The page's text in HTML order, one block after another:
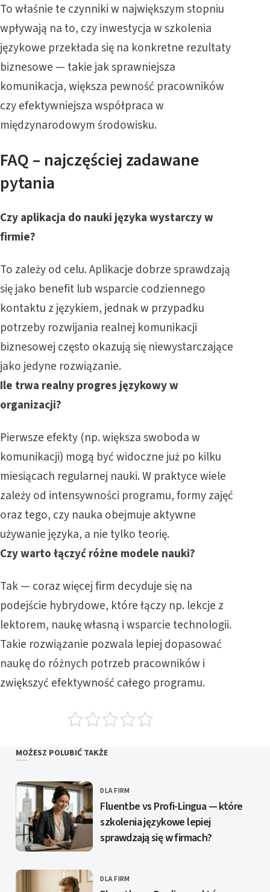
To właśnie te czynniki w największym stopniu
wpływają na to, czy inwestycja w szkolenia
językowe przekłada się na konkretne rezultaty
biznesowe — takie jak sprawniejsza
komunikacja, większa pewność pracowników
czy efektywniejsza współpraca w
międzynarodowym środowisku.
FAQ – najczęściej zadawane
pytania
Czy aplikacja do nauki języka wystarczy w
firmie?
To zależy od celu. Aplikacje dobrze sprawdzają
się jako benefit lub wsparcie codziennego
kontaktu z językiem, jednak w przypadku
potrzeby rozwijania realnej komunikacji
biznesowej często okazują się niewystarczające
jako jedyne rozwiązanie.
Ile trwa realny progres językowy w
organizacji?
Pierwsze efekty (np. większa swoboda w
komunikacji) mogą być widoczne już po kilku
miesiącach regularnej nauki. W praktyce wiele
zależy od intensywności programu, formy zajęć
oraz tego, czy nauka obejmuje aktywne
używanie języka, a nie tylko teorię.
Czy warto łączyć różne modele nauki?
Tak — coraz więcej firm decyduje się na
podejście hybrydowe, które łączy np. lekcje z
lektorem, naukę własną i wsparcie technologii.
Takie rozwiązanie pozwala lepiej dopasować
naukę do różnych potrzeb pracowników i
zwiększyć efektywność całego programu.
MOŻESZ POLUBIĆ TAKŻE
KATEGORIE
DLA FIRM
Fluentbe vs Profi-Lingua — które
szkolenia językowe lepiej
sprawdzają się w firmach?
KATEGORIE
DLA FIRM